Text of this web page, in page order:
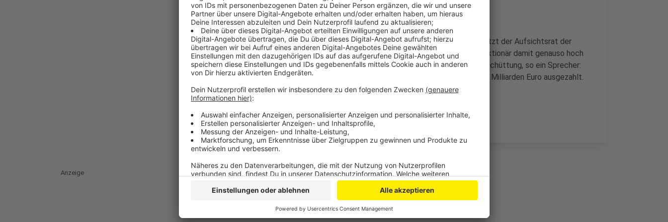
Anzeige
Der Konzern will erneut 2,80 Euro pro Aktie auszahlen. Dem hat jetzt der Aufsichtsrat der
Bayer-AG zugestimmt. Auch wenn der Betrag für den einzelnen Aktionär damit genauso hoch
ist wie im vergangenen Jahr, handele es sich um eine Rekord-Ausschüttung, so ein Sprecher:
Durch die höhere Aktienzahl würden in diesem Jahr damit über 2,6 Milliarden Euro ausgezahlt.
Anzeige